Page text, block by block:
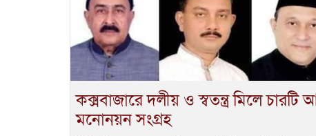
কক্সবাজারে দলীয় ও স্বতন্ত্র মিলে চারটি
মনোনয়ন সংগ্রহ